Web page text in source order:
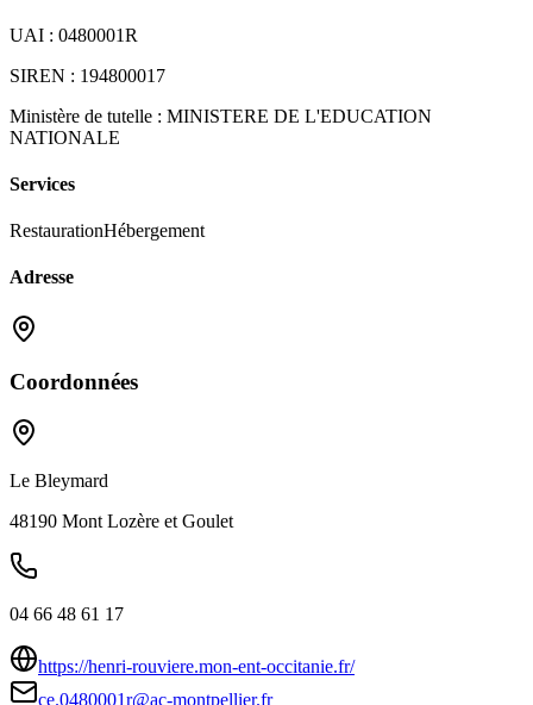
UAI : 0480001R
SIREN : 194800017
Ministère de tutelle : MINISTERE DE L'EDUCATION
NATIONALE
Services
RestaurationHébergement
Adresse
Coordonnées
Le Bleymard
48190 Mont Lozère et Goulet
04 66 48 61 17
https://henri-rouviere.mon-ent-occitanie.fr/
ce.0480001r@ac-montpellier.fr